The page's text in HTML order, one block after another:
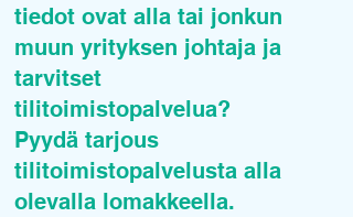
tiedot ovat alla tai jonkun
muun yrityksen johtaja ja
tarvitset
tilitoimistopalvelua?
Pyydä tarjous
tilitoimistopalvelusta alla
olevalla lomakkeella.